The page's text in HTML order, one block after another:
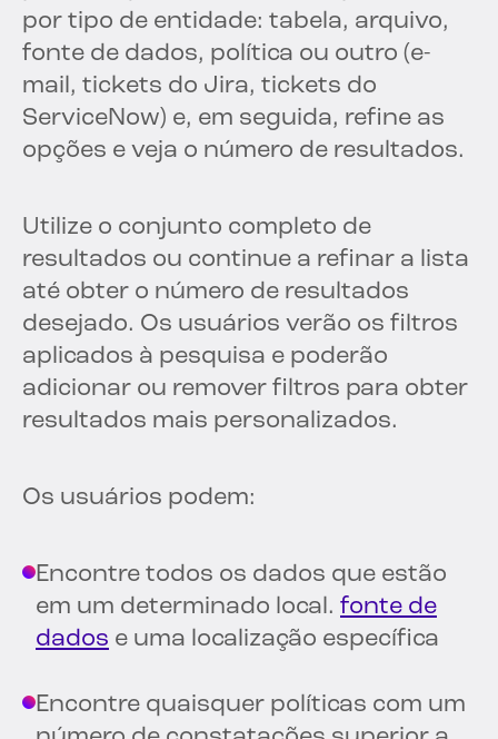
por tipo de entidade: tabela, arquivo,
fonte de dados, política ou outro (e-
mail, tickets do Jira, tickets do
ServiceNow) e, em seguida, refine as
opções e veja o número de resultados.
Utilize o conjunto completo de
resultados ou continue a refinar a lista
até obter o número de resultados
desejado. Os usuários verão os filtros
aplicados à pesquisa e poderão
adicionar ou remover filtros para obter
resultados mais personalizados.
Os usuários podem:
Encontre todos os dados que estão
em um determinado local. fonte de
dados e uma localização específica
Encontre quaisquer políticas com um